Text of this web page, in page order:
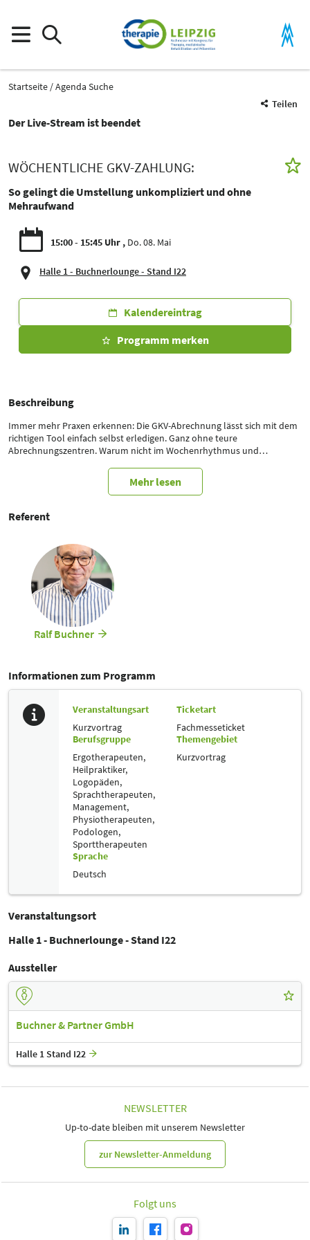
Startseite
Agenda Suche
Teilen
Der Live-Stream ist beendet
WÖCHENTLICHE GKV-ZAHLUNG:
So gelingt die Umstellung unkompliziert und ohne
Mehraufwand
15:00 - 15:45 Uhr Do. 08. Mai
Halle 1 - Buchnerlounge - Stand I22
Kalendereintrag
Programm merken
Beschreibung
Immer mehr Praxen erkennen: Die GKV-Abrechnung lässt sich mit dem
richtigen Tool einfach selbst erledigen. Ganz ohne teure
Abrechnungszentren. Warum nicht im Wochenrhythmus und
das spart Zeit und bringt Planbarkeit.
Software in kürzester Zeit selbst in den Griff bekommst.
Mehr lesen
Referent
Ralf Buchner
Informationen zum Programm
Veranstaltungsart
Kurzvortrag
Ticketart
Fachmesseticket
Berufsgruppe
Ergotherapeuten,
Heilpraktiker,
Logopäden,
Sprachtherapeuten,
Management,
Physiotherapeuten,
Podologen,
Sporttherapeuten
Themengebiet
Kurzvortrag
Sprache
Deutsch
Veranstaltungsort
Halle 1 - Buchnerlounge - Stand I22
Aussteller
Buchner & Partner GmbH
Halle 1 Stand I22
NEWSLETTER
Up-to-date bleiben mit unserem Newsletter
zur Newsletter-Anmeldung
Folgt uns